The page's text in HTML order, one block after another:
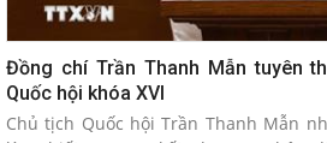
Đồng chí Trần Thanh Mẫn tuyên
Quốc hội khóa XVI
Chủ tịch Quốc hội Trần Thanh Mẫn